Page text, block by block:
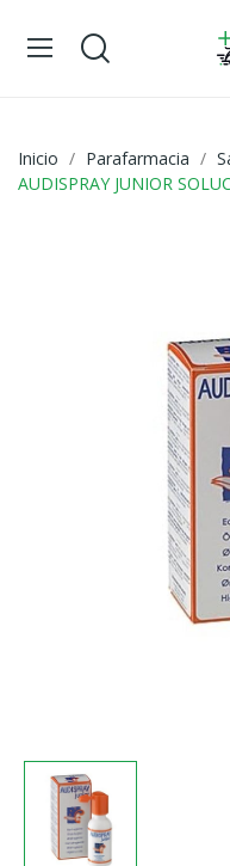
Inicio Parafarmacia
AUDISPRAY JUNIOR